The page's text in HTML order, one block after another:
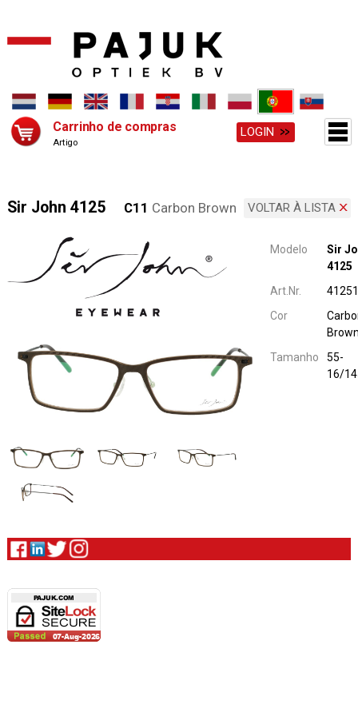
Carrinho de compras
Artigo
LOGIN
VOLTAR À LISTA
Sir John 4125 C11 Carbon Brown
Modelo
Sir
4125
Art.Nr.
Cor
Tamanho
55-
16/